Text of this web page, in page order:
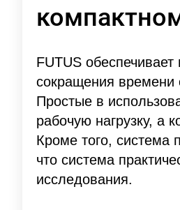
FUTUS
сокращения времени
Простые в
рабочую нагрузку, а
Кроме того, система
что система
исследования.